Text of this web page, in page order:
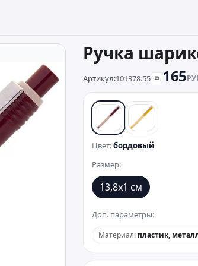
Ручка
Артикул:101378.55 ⧉ 165
бордовыйжелтый
Цвет:бордовый
Размер:
13,8х1 см
Доп. параметры:
Материал: пластик,